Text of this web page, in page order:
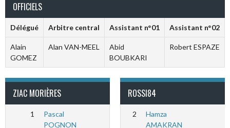
OFFICIELS
Délégué Arbitre central Assistant n°01 Assistant n°02
Alain
GOMEZ
Alan VAN-MEEL
Abid
BOUBKARI
Robert ESPAZE
ZIAC MORIÈRES
1
Pascal
POGNON
ROSSI84
2
Hamza
AMAKRAN